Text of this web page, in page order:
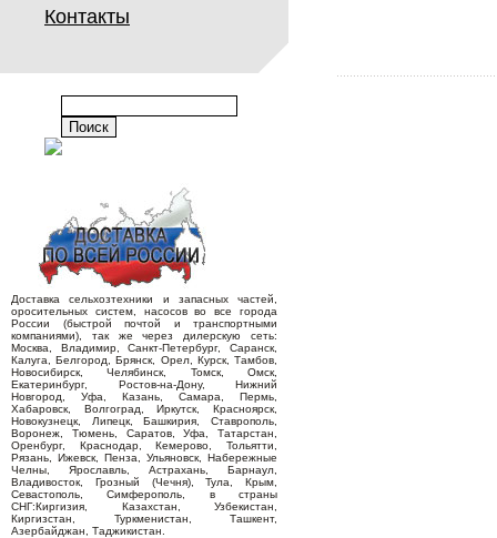
Контакты
Доставка сельхозтехники и запасных частей,
оросительных систем, насосов во все города
России (быстрой почтой и транспортными
компаниями), так же через дилерскую сеть:
Москва, Владимир, Санкт-Петербург, Саранск,
Калуга, Белгород, Брянск, Орел, Курск, Тамбов,
Новосибирск, Челябинск, Томск, Омск,
Екатеринбург, Ростов-на-Дону, Нижний
Новгород, Уфа, Казань, Самара, Пермь,
Хабаровск, Волгоград, Иркутск, Красноярск,
Новокузнецк, Липецк, Башкирия, Ставрополь,
Воронеж, Тюмень, Саратов, Уфа, Татарстан,
Оренбург, Краснодар, Кемерово, Тольятти,
Рязань, Ижевск, Пенза, Ульяновск, Набережные
Челны, Ярославль, Астрахань, Барнаул,
Владивосток, Грозный (Чечня), Тула, Крым,
Севастополь, Симферополь, в страны
СНГ:Киргизия, Казахстан, Узбекистан,
Киргизстан, Туркменистан, Ташкент,
Азербайджан, Таджикистан.